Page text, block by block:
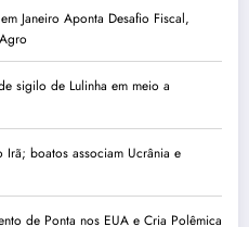
Janeiro Aponta Desafio Fiscal,
sigilo de Lulinha em meio a
Irã; boatos associam Ucrânia e
de Ponta nos EUA e Cria Polêmica